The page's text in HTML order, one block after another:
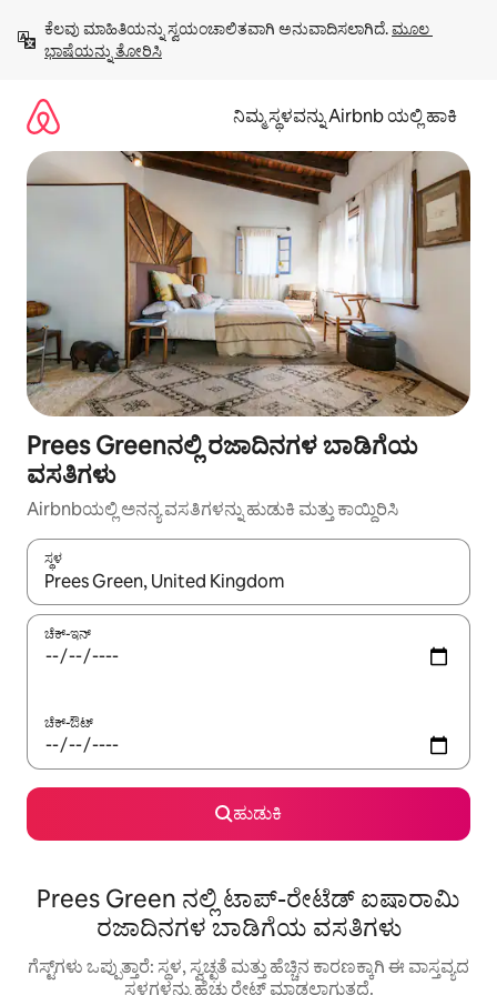
ಹೋಗಿ
ಕೆಲವು ಮಾಹಿತಿಯನ್ನು ಸ್ವಯಂಚಾಲಿತವಾಗಿ ಅನುವಾದಿಸಲಾಗಿದೆ. ಮೂಲ
ಭಾಷೆಯನ್ನು ತೋರಿಸಿ
ನಿಮ್ಮ ಸ್ಥಳವನ್ನು Airbnb ಯಲ್ಲಿ ಹಾಕಿ
Prees Greenನಲ್ಲಿ ರಜಾದಿನಗಳ ಬಾಡಿಗೆಯ
ವಸತಿಗಳು
Airbnbಯಲ್ಲಿ ಅನನ್ಯ ವಸತಿಗಳನ್ನು ಹುಡುಕಿ ಮತ್ತು ಕಾಯ್ದಿರಿಸಿ
ಸ್ಥಳ
ಫಲಿತಾಂಶಗಳು ಲಭ್ಯವಿರುವಾಗ, ಅಪ್ ಮತ್ತು ಡೌನ್ ಬಾಣದ ಕೀಲಿಗಳೊಂದಿಗೆ
ಚೆಕ್-ಇನ್
ಚೆಕ್-ಔಟ್
ಹುಡುಕಿ
Prees Green ನಲ್ಲಿ ಟಾಪ್-ರೇಟೆಡ್ ಐಷಾರಾಮಿ
ರಜಾದಿನಗಳ ಬಾಡಿಗೆಯ ವಸತಿಗಳು
ಗೆಸ್ಟ್‌ಗಳು ಒಪ್ಪುತ್ತಾರೆ: ಸ್ಥಳ, ಸ್ವಚ್ಛತೆ ಮತ್ತು ಹೆಚ್ಚಿನ ಕಾರಣಕ್ಕಾಗಿ ಈ ವಾಸ್ತವ್ಯದ
ಸ್ಥಳಗಳನ್ನು ಹೆಚ್ಚು ರೇಟ್ ಮಾಡಲಾಗುತ್ತದೆ.